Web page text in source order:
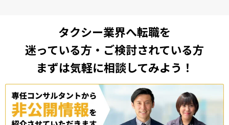
タクシー業界へ転職を
迷っている方・ご検討されている方
まずは気軽に相談してみよう！